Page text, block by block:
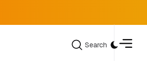
Search